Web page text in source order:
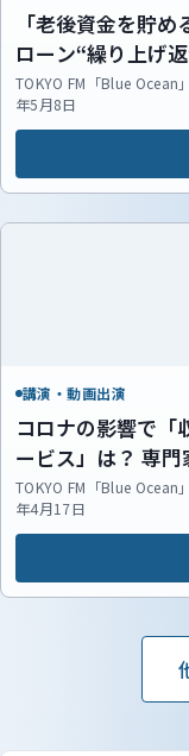
「老後資金を貯
ローン“繰り上げ
家が解説！
TOKYO FM「Blue
年5月8日
講演・動画出演
コロナの影響で
ービス」は？ 専門
TOKYO FM「Blue
年4月17日